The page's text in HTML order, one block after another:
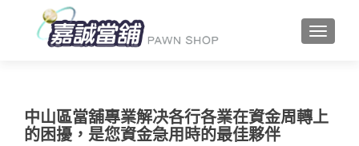
中山區當舖專業解决各行各業在資金周轉上
的困擾，是您資金急用時的最佳夥伴